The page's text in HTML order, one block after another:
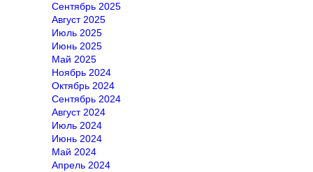
Сентябрь 2025
Август 2025
Июль 2025
Июнь 2025
Май 2025
Ноябрь 2024
Октябрь 2024
Сентябрь 2024
Август 2024
Июль 2024
Июнь 2024
Май 2024
Апрель 2024